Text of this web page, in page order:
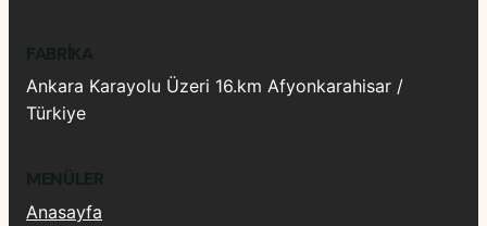
FABRIKA
Ankara Karayolu Üzeri 16.km Afyonkarahisar /
Türkiye
MENÜLER
Anasayfa